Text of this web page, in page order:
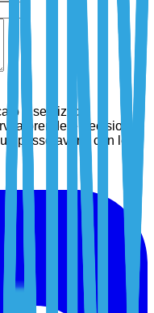
e servizi di
a prendere decisioni
passo avanti con le